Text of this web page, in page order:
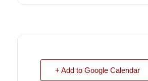
+ Add to Google Calendar